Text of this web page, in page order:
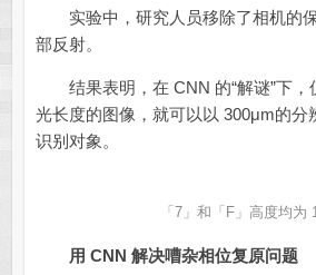
实验中，研究人员移除了相机的
部反射。
结果表明，在 CNN 的“解谜”下，
光长度的图像，就可以以 300μm的分
识别对象。
「7」和「F」高度均为
用 CNN 解决嘈杂相位复原问题